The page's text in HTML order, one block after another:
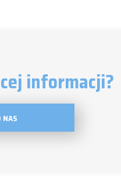
informacji?
NAS